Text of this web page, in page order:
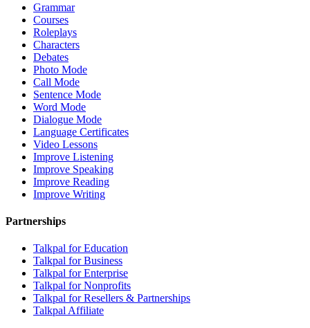
Grammar
Courses
Roleplays
Characters
Debates
Photo Mode
Call Mode
Sentence Mode
Word Mode
Dialogue Mode
Language Certificates
Video Lessons
Improve Listening
Improve Speaking
Improve Reading
Improve Writing
Partnerships
Talkpal for Education
Talkpal for Business
Talkpal for Enterprise
Talkpal for Nonprofits
Talkpal for Resellers & Partnerships
Talkpal Affiliate